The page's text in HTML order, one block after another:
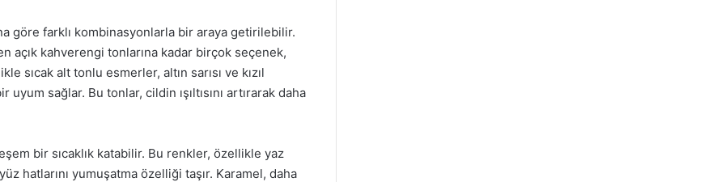
göre farklı kombinasyonlarla bir araya getirilebilir.
açık kahverengi tonlarına kadar birçok seçenek,
sıcak alt tonlu esmerler, altın sarısı ve kızıl
sağlar. Bu tonlar, cildin ışıltısını artırarak daha
bir sıcaklık katabilir. Bu renkler, özellikle yaz
hatlarını yumuşatma özelliği taşır. Karamel, daha